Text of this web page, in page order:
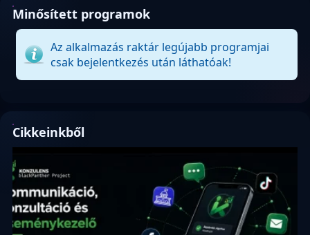
Minősített programok
Az alkalmazás raktár legújabb programjai
csak bejelentkezés után láthatóak!
Cikkeinkből